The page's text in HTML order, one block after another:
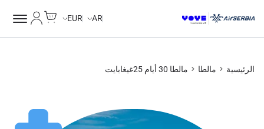
AR
EUR
الرئيسية مالطا مالطا 30 أيام 25غيغابايت